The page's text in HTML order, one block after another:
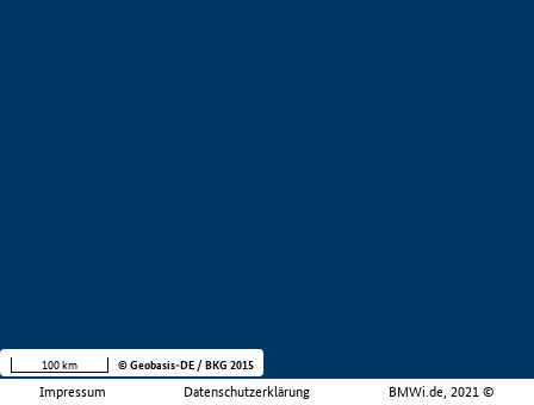
Impressum Datenschutzerklärung BMWi.de, 2021 ©
100 km © Geobasis-DE / BKG 2015